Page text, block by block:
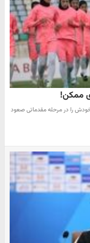
ممکن!
را در مرحله مقدماتی صعود